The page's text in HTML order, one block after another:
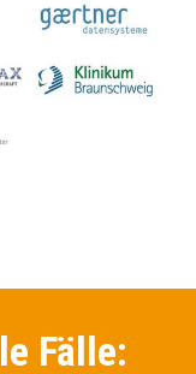
Fälle: